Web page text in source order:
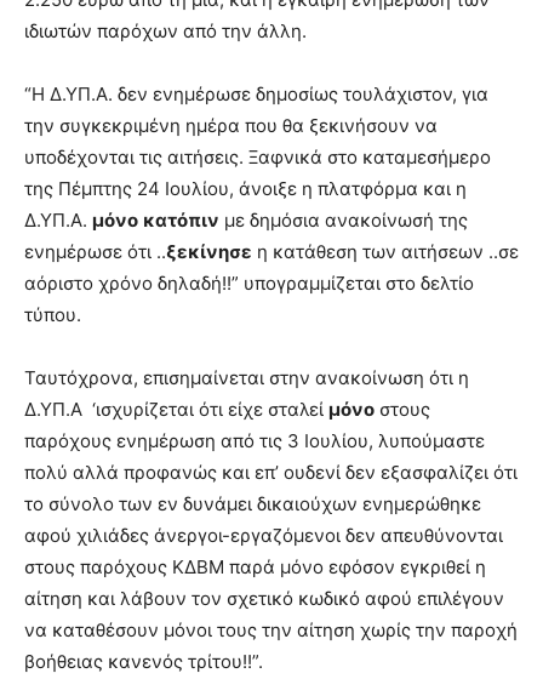
ιδιωτών παρόχων από την άλλη.
“Η Δ.ΥΠ.Α. δεν ενημέρωσε δημοσίως τουλάχιστον, για
την συγκεκριμένη ημέρα που θα ξεκινήσουν να
υποδέχονται τις αιτήσεις. Ξαφνικά στο καταμεσήμερο
της Πέμπτης 24 Ιουλίου, άνοιξε η πλατφόρμα και η
Δ.ΥΠ.Α. μόνο κατόπιν με δημόσια ανακοίνωσή της
ενημέρωσε ότι ..ξεκίνησε η κατάθεση των αιτήσεων ..σε
αόριστο χρόνο δηλαδή!!” υπογραμμίζεται στο δελτίο
τύπου.
Ταυτόχρονα, επισημαίνεται στην ανακοίνωση ότι η
Δ.ΥΠ.Α ‘ισχυρίζεται ότι είχε σταλεί μόνο στους
παρόχους ενημέρωση από τις 3 Ιουλίου, λυπούμαστε
πολύ αλλά προφανώς και επ’ ουδενί δεν εξασφαλίζει ότι
το σύνολο των εν δυνάμει δικαιούχων ενημερώθηκε
αφού χιλιάδες άνεργοι-εργαζόμενοι δεν απευθύνονται
στους παρόχους ΚΔΒΜ παρά μόνο εφόσον εγκριθεί η
αίτηση και λάβουν τον σχετικό κωδικό αφού επιλέγουν
να καταθέσουν μόνοι τους την αίτηση χωρίς την παροχή
βοήθειας κανενός τρίτου!!”.